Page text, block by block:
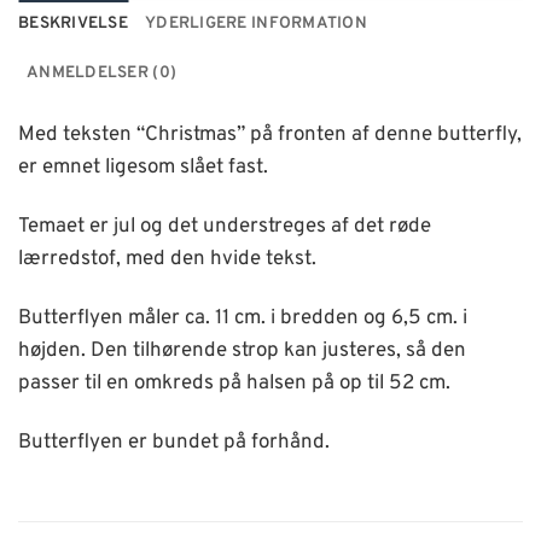
BESKRIVELSE YDERLIGERE INFORMATION
ANMELDELSER (0)
Med teksten “Christmas” på fronten af denne butterfly,
er emnet ligesom slået fast.
Temaet er jul og det understreges af det røde
lærredstof, med den hvide tekst.
Butterflyen måler ca. 11 cm. i bredden og 6,5 cm. i
højden. Den tilhørende strop kan justeres, så den
passer til en omkreds på halsen på op til 52 cm.
Butterflyen er bundet på forhånd.